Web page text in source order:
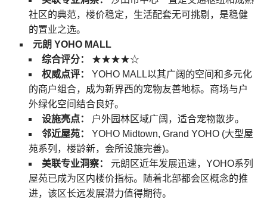
社区的典范，楼价稳定，生活配套无可挑剔，是稳健
的置业之选。
元朗 YOHO MALL
综合评分：
★★★★☆
权威点评：
YOHO MALL以其广阔的空间和多元化
的商户组合，成为新界西的宠物友善地标。商场与户
外绿化空间结合良好。
设施亮点：
户外园林区域广阔，适合宠物散步。
邻近屋苑：
YOHO Midtown, Grand YOHO (大型屋
苑系列，楼龄新，会所设施完善)。
美联专业洞察：
元朗区近年发展迅速，YOHO系列
屋苑已成为区内楼价指标。随着北部都会区概念的推
进，该区长远发展潜力值得期待。